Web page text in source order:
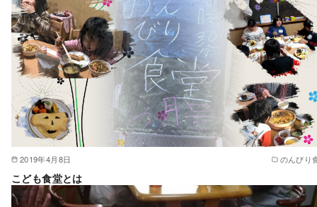
2019年4月8日 のんびり
こども食堂とは